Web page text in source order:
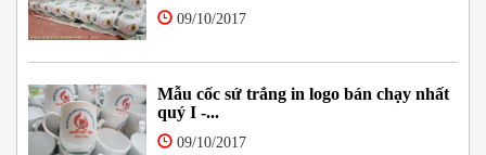
09/10/2017
Mẫu cốc sứ trắng in logo bán chạy nhất
quý I -...
09/10/2017